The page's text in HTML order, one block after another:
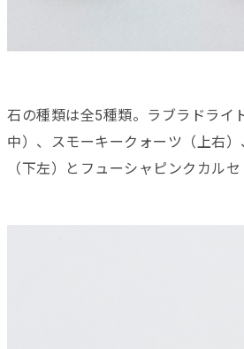
石の種類は全5種類。ラブラドライ
中）、スモーキークォーツ（上右
（下左）とフューシャピンクカルセ